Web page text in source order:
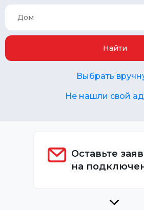
Найти
Выбрать
Не нашли свой
Оставьте
на